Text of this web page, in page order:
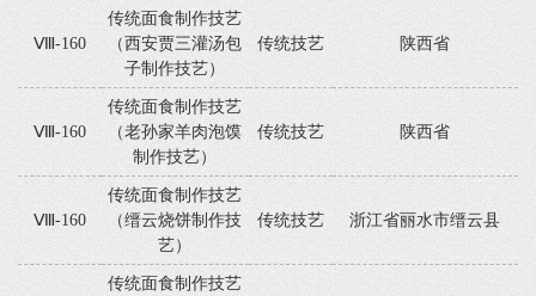
Ⅷ-160
传统面食制作技艺
（西安贾三灌汤包
子制作技艺）
传统技艺 陕西省
Ⅷ-160
传统面食制作技艺
（老孙家羊肉泡馍
制作技艺）
传统技艺 陕西省
Ⅷ-160
传统面食制作技艺
（缙云烧饼制作技
艺）
传统技艺 浙江省丽水市缙云县
传统面食制作技艺